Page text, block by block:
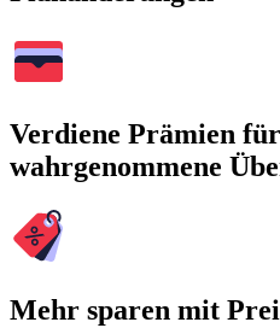
Verdiene Prämien
wahrgenommene
Mehr sparen mit